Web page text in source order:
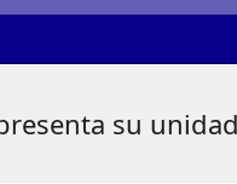
su